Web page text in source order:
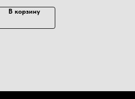
В корзину